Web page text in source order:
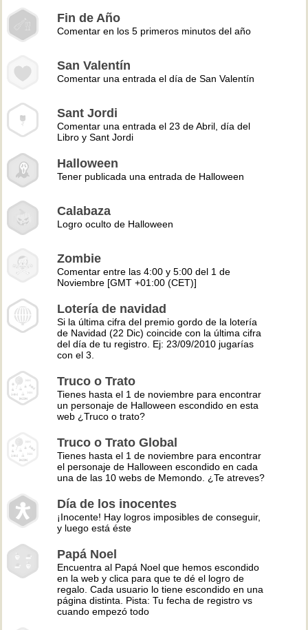
Fin de Año
Comentar en los 5 primeros minutos del año
San Valentín
Comentar una entrada el día de San Valentín
Sant Jordi
Comentar una entrada el 23 de Abril, día del
Libro y Sant Jordi
Halloween
Tener publicada una entrada de Halloween
Calabaza
Logro oculto de Halloween
Zombie
Comentar entre las 4:00 y 5:00 del 1 de
Noviembre [GMT +01:00 (CET)]
Lotería de navidad
Si la última cifra del premio gordo de la lotería
de Navidad (22 Dic) coincide con la última cifra
del día de tu registro. Ej: 23/09/2010 jugarías
con el 3.
Truco o Trato
Tienes hasta el 1 de noviembre para encontrar
un personaje de Halloween escondido en esta
web ¿Truco o trato?
Truco o Trato Global
Tienes hasta el 1 de noviembre para encontrar
el personaje de Halloween escondido en cada
una de las 10 webs de Memondo. ¿Te atreves?
Día de los inocentes
¡Inocente! Hay logros imposibles de conseguir,
y luego está éste
Papá Noel
Encuentra al Papá Noel que hemos escondido
en la web y clica para que te dé el logro de
regalo. Cada usuario lo tiene escondido en una
página distinta. Pista: Tu fecha de registro vs
cuando empezó todo